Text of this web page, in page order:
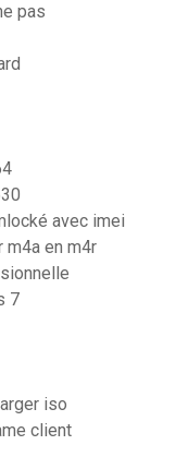
pas
avec imei
m4a en m4r
7
iso
client